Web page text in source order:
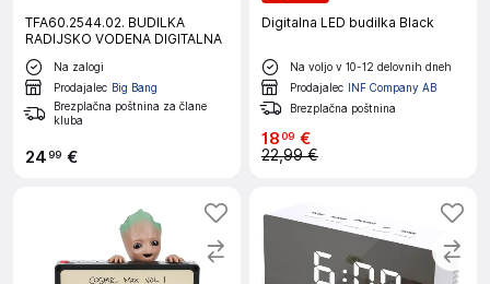
TFA60.2544.02. BUDILKA
RADIJSKO VODENA DIGITALNA
Na zalogi
Prodajalec Big Bang
Brezplačna poštnina za člane
kluba
2499 €
Digitalna LED budilka Black
Na voljo v 10-12 delovnih dneh
Prodajalec INF Company AB
Brezplačna poštnina
1809 €
22,99 €